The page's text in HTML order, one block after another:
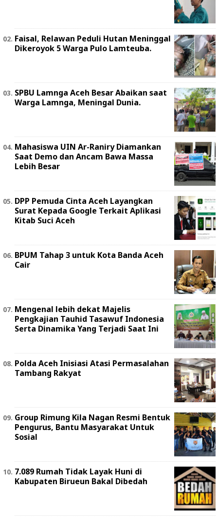
Faisal, Relawan Peduli Hutan Meninggal
Dikeroyok 5 Warga Pulo Lamteuba.
SPBU Lamnga Aceh Besar Abaikan saat
Warga Lamnga, Meningal Dunia.
Mahasiswa UIN Ar-Raniry Diamankan
Saat Demo dan Ancam Bawa Massa
Lebih Besar
DPP Pemuda Cinta Aceh Layangkan
Surat Kepada Google Terkait Aplikasi
Kitab Suci Aceh
BPUM Tahap 3 untuk Kota Banda Aceh
Cair
Mengenal lebih dekat Majelis
Pengkajian Tauhid Tasawuf Indonesia
Serta Dinamika Yang Terjadi Saat Ini
Polda Aceh Inisiasi Atasi Permasalahan
Tambang Rakyat
Group Rimung Kila Nagan Resmi Bentuk
Pengurus, Bantu Masyarakat Untuk
Sosial
7.089 Rumah Tidak Layak Huni di
Kabupaten Birueun Bakal Dibedah